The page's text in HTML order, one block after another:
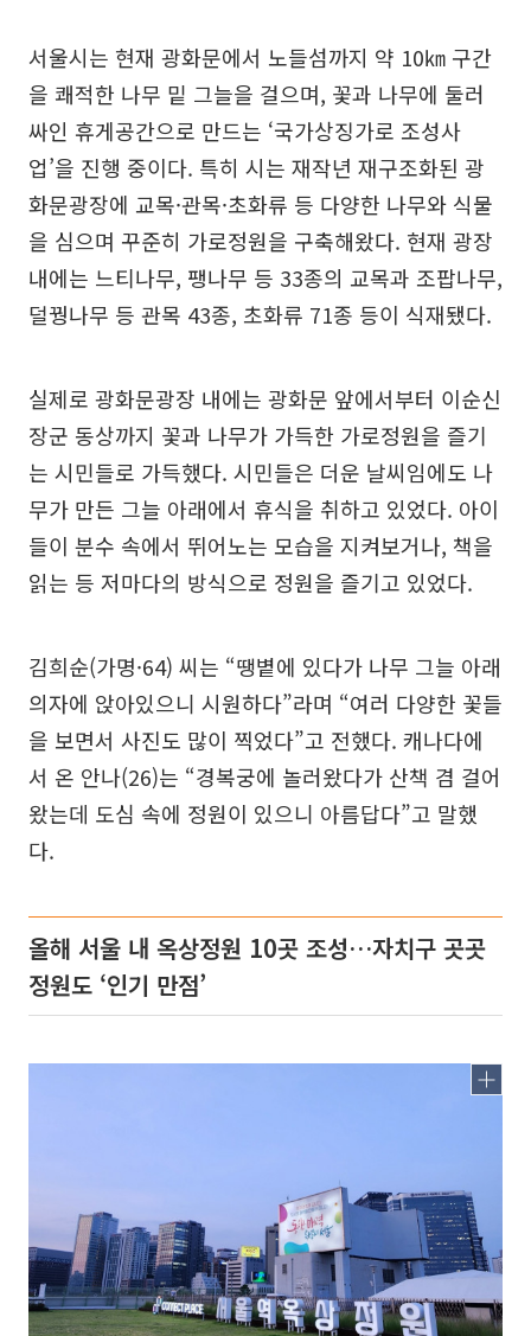
서울시는 현재 광화문에서 노들섬까지 약 10㎞ 구간
을 쾌적한 나무 밑 그늘을 걸으며, 꽃과 나무에 둘러
싸인 휴게공간으로 만드는 ‘국가상징가로 조성사
업’을 진행 중이다. 특히 시는 재작년 재구조화된 광
화문광장에 교목·관목·초화류 등 다양한 나무와 식물
을 심으며 꾸준히 가로정원을 구축해왔다. 현재 광장
내에는 느티나무, 팽나무 등 33종의 교목과 조팝나무,
덜꿩나무 등 관목 43종, 초화류 71종 등이 식재됐다.
실제로 광화문광장 내에는 광화문 앞에서부터 이순신
장군 동상까지 꽃과 나무가 가득한 가로정원을 즐기
는 시민들로 가득했다. 시민들은 더운 날씨임에도 나
무가 만든 그늘 아래에서 휴식을 취하고 있었다. 아이
들이 분수 속에서 뛰어노는 모습을 지켜보거나, 책을
읽는 등 저마다의 방식으로 정원을 즐기고 있었다.
김희순(가명·64) 씨는 “땡볕에 있다가 나무 그늘 아래
의자에 앉아있으니 시원하다”라며 “여러 다양한 꽃들
을 보면서 사진도 많이 찍었다”고 전했다. 캐나다에
서 온 안나(26)는 “경복궁에 놀러왔다가 산책 겸 걸어
왔는데 도심 속에 정원이 있으니 아름답다”고 말했
다.
올해 서울 내 옥상정원 10곳 조성…자치구 곳곳
정원도 ‘인기 만점’